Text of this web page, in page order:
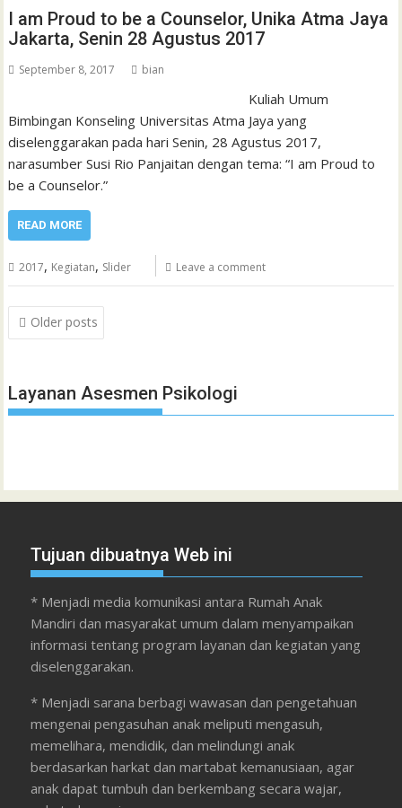
I am Proud to be a Counselor, Unika Atma Jaya
Jakarta, Senin 28 Agustus 2017
September 8, 2017 bian
Kuliah Umum
Bimbingan Konseling Universitas Atma Jaya yang
diselenggarakan pada hari Senin, 28 Agustus 2017,
narasumber Susi Rio Panjaitan dengan tema: “I am Proud to
be a Counselor.”
READ MORE
2017, Kegiatan, Slider Leave a comment
Posts
navigation
Older posts
Layanan Asesmen Psikologi
Tujuan dibuatnya Web ini
* Menjadi media komunikasi antara Rumah Anak
Mandiri dan masyarakat umum dalam menyampaikan
informasi tentang program layanan dan kegiatan yang
diselenggarakan.
* Menjadi sarana berbagi wawasan dan pengetahuan
mengenai pengasuhan anak meliputi mengasuh,
memelihara, mendidik, dan melindungi anak
berdasarkan harkat dan martabat kemanusiaan, agar
anak dapat tumbuh dan berkembang secara wajar,